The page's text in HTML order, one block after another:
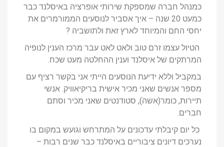
כמנהל חברה שמספקת שירותי אופרציה באיסלנד כבר
כמעט 20 שנה – איך אסביר לנוסעים הממורמרים את
יחסי החם והמיוחד לארץ זאת ולתושביה ?
הטיול עצמו זרם טוב ולאט לאט עבר מרכז הענין לנופיה
המרתקים של איסלנד וענין ההחלטה מעט שכח.
במקביל וללא ידיעת הנוסעים הייתי אני בקשר רציף עם
מספר אנשים שאני מכיר אישית בריקיאוויק. אנשי
תיירות, כומר(אשה), סטודנטים שאני מכיר וסתם
חברים.
כל יום קיבלתי עדכונים על המתרחש וגועש במקום בו
נערכים דיונים ציבוריים באיסלנד כבר שנים רבות –